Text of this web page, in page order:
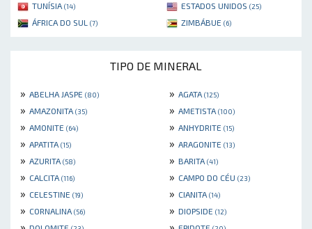
TUNÍSIA (14) ESTADOS UNIDOS (25)
ÁFRICA DO SUL (7) ZIMBÁBUE (6)
TIPO DE MINERAL
» ABELHA JASPE (80) » AGATA (125)
» AMAZONITA (35) » AMETISTA (100)
» AMONITE (64) » ANHYDRITE (15)
» APATITA (15) » ARAGONITE (13)
» AZURITA (58) » BARITA (41)
» CALCITA (116) » CAMPO DO CÉU (23)
» CELESTINE (19) » CIANITA (14)
» CORNALINA (56) » DIOPSIDE (12)